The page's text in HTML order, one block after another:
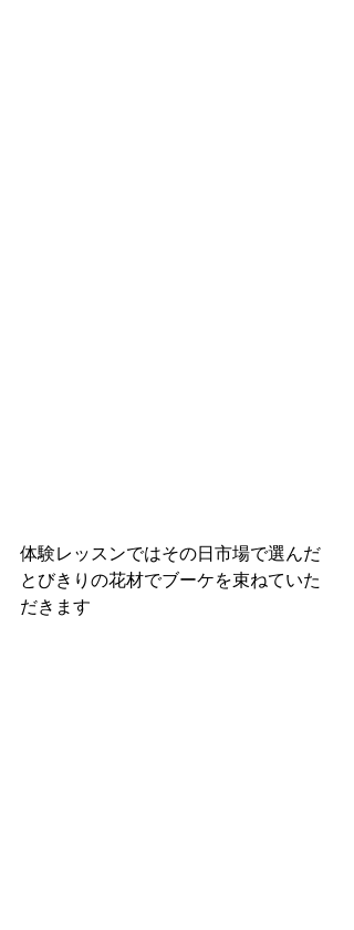
体験レッスンではその日市場で選んだ
とびきりの花材でブーケを束ねていた
だきます